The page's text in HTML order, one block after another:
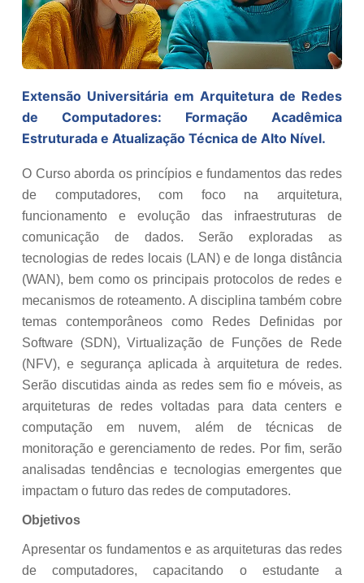
Extensão Universitária em Arquitetura de Redes
de Computadores: Formação Acadêmica
Estruturada e Atualização Técnica de Alto Nível.
O Curso aborda os princípios e fundamentos das redes
de computadores, com foco na arquitetura,
funcionamento e evolução das infraestruturas de
comunicação de dados. Serão exploradas as
tecnologias de redes locais (LAN) e de longa distância
(WAN), bem como os principais protocolos de redes e
mecanismos de roteamento. A disciplina também cobre
temas contemporâneos como Redes Definidas por
Software (SDN), Virtualização de Funções de Rede
(NFV), e segurança aplicada à arquitetura de redes.
Serão discutidas ainda as redes sem fio e móveis, as
arquiteturas de redes voltadas para data centers e
computação em nuvem, além de técnicas de
monitoração e gerenciamento de redes. Por fim, serão
analisadas tendências e tecnologias emergentes que
impactam o futuro das redes de computadores.
Objetivos
Apresentar os fundamentos e as arquiteturas das redes
de computadores, capacitando o estudante a